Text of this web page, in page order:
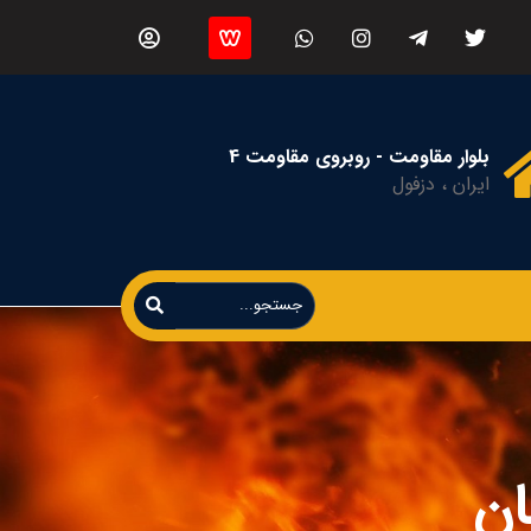
بلوار مقاومت - روبروی مقاومت 4
ایران ، دزفول